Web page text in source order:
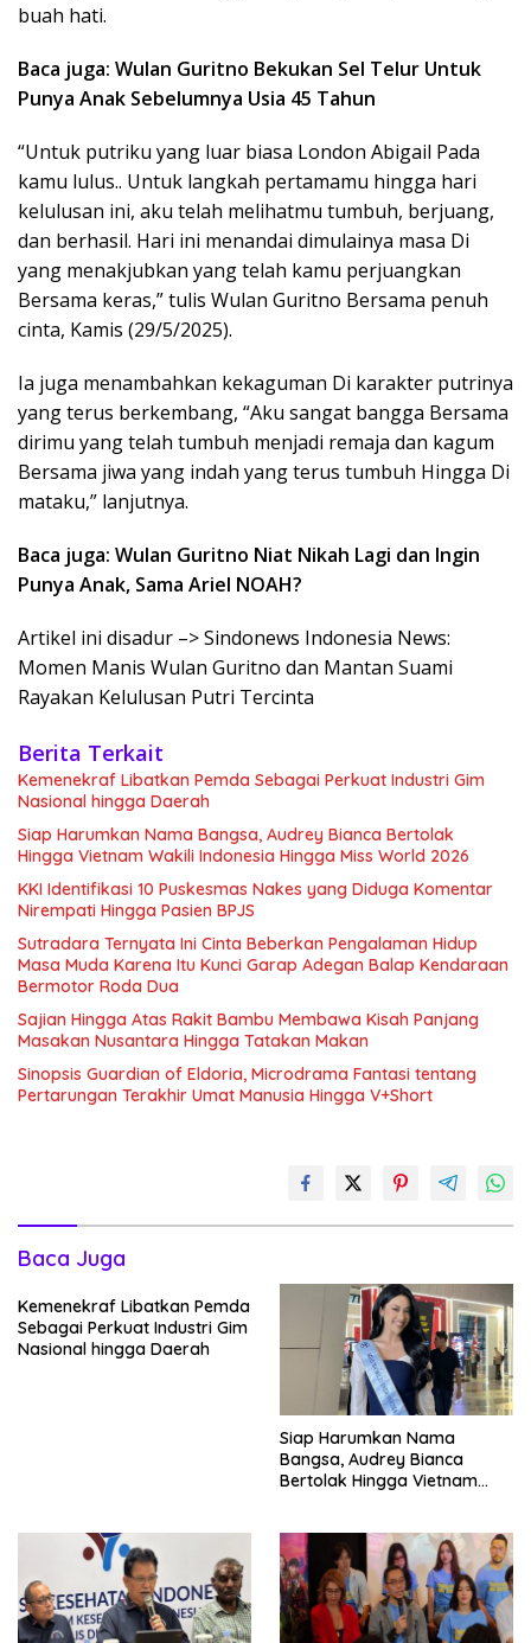
buah hati.
Baca juga: Wulan Guritno Bekukan Sel Telur Untuk
Punya Anak Sebelumnya Usia 45 Tahun
“Untuk putriku yang luar biasa London Abigail Pada
kamu lulus.. Untuk langkah pertamamu hingga hari
kelulusan ini, aku telah melihatmu tumbuh, berjuang,
dan berhasil. Hari ini menandai dimulainya masa Di
yang menakjubkan yang telah kamu perjuangkan
Bersama keras,” tulis Wulan Guritno Bersama penuh
cinta, Kamis (29/5/2025).
Ia juga menambahkan kekaguman Di karakter putrinya
yang terus berkembang, “Aku sangat bangga Bersama
dirimu yang telah tumbuh menjadi remaja dan kagum
Bersama jiwa yang indah yang terus tumbuh Hingga Di
mataku,” lanjutnya.
Baca juga: Wulan Guritno Niat Nikah Lagi dan Ingin
Punya Anak, Sama Ariel NOAH?
Artikel ini disadur –> Sindonews Indonesia News:
Momen Manis Wulan Guritno dan Mantan Suami
Rayakan Kelulusan Putri Tercinta
Berita Terkait
Kemenekraf Libatkan Pemda Sebagai Perkuat Industri Gim
Nasional hingga Daerah
Siap Harumkan Nama Bangsa, Audrey Bianca Bertolak
Hingga Vietnam Wakili Indonesia Hingga Miss World 2026
KKI Identifikasi 10 Puskesmas Nakes yang Diduga Komentar
Nirempati Hingga Pasien BPJS
Sutradara Ternyata Ini Cinta Beberkan Pengalaman Hidup
Masa Muda Karena Itu Kunci Garap Adegan Balap Kendaraan
Bermotor Roda Dua
Sajian Hingga Atas Rakit Bambu Membawa Kisah Panjang
Masakan Nusantara Hingga Tatakan Makan
Sinopsis Guardian of Eldoria, Microdrama Fantasi tentang
Pertarungan Terakhir Umat Manusia Hingga V+Short
Baca Juga
Kemenekraf Libatkan Pemda
Sebagai Perkuat Industri Gim
Nasional hingga Daerah
Siap Harumkan Nama
Bangsa, Audrey Bianca
Bertolak Hingga Vietnam